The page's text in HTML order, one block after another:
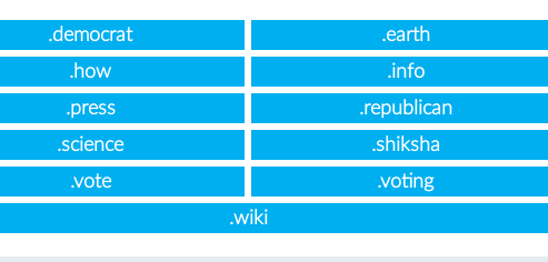
.democrat .earth
.how .info
.press .republican
.science .shiksha
.vote .voting
.wiki